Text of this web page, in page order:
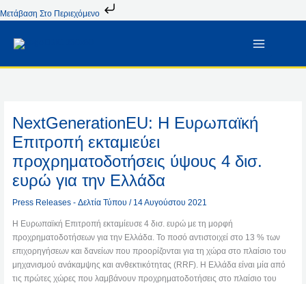
Μετάβαση Στο Περιεχόμενο
Στο
NextGenerationEU: Η Ευρωπαϊκή
Επιτροπή εκταμιεύει
προχρηματοδοτήσεις ύψους 4 δισ.
ευρώ για την Ελλάδα
Press Releases - Δελτία Τύπου / 14 Αυγούστου 2021
Η Ευρωπαϊκή Επιτροπή εκταμίευσε 4 δισ. ευρώ με τη μορφή
προχρηματοδοτήσεων για την Ελλάδα. Το ποσό αντιστοιχεί στο 13 % των
επιχορηγήσεων και δανείων που προορίζονται για τη χώρα στο πλαίσιο του
μηχανισμού ανάκαμψης και ανθεκτικότητας (RRF). Η Ελλάδα είναι μία από
τις πρώτες χώρες που λαμβάνουν προχρηματοδοτήσεις στο πλαίσιο του